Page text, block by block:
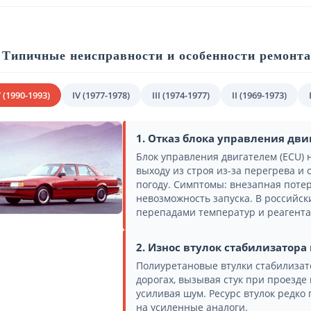
неисправности и особенности
(1990-1993) IV (1977-1978) III (1974-1977) II (1969-1973)
1. Отказ блока управления
Блок управления двигателем
выходу из строя из-за перегрева
погоду. Симптомы: внезапная
невозможность запуска. В
перепадами температур и
2. Износ втулок
Полиуретановые втулки
дорогах, вызывая стук при
усиливая шум. Ресурс втулок
на усиленные аналоги.